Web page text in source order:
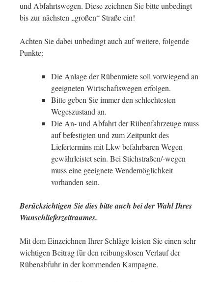
und Abfahrtswegen. Diese zeichnen Sie bitte unbedingt
bis zur nächsten „großen“ Straße ein!
Achten Sie dabei unbedingt auch auf weitere, folgende
Punkte:
Die Anlage der Rübenmiete soll vorwiegend an
geeigneten Wirtschaftswegen erfolgen.
Bitte geben Sie immer den schlechtesten
Wegeszustand an.
Die An- und Abfahrt der Rübenfahrzeuge muss
auf befestigten und zum Zeitpunkt des
Liefertermins mit Lkw befahrbaren Wegen
gewährleistet sein. Bei Stichstraßen/-wegen
muss eine geeignete Wendemöglichkeit
vorhanden sein.
Berücksichtigen Sie dies bitte auch bei der Wahl Ihres
Wunschlieferzeitraumes.
Mit dem Einzeichnen Ihrer Schläge leisten Sie einen sehr
wichtigen Beitrag für den reibungslosen Verlauf der
Rübenabfuhr in der kommenden Kampagne.